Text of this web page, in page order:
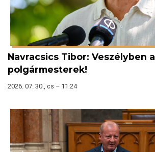
Navracsics Tibor: Veszélyben a
polgármesterek!
2026. 07. 30., cs – 11:24